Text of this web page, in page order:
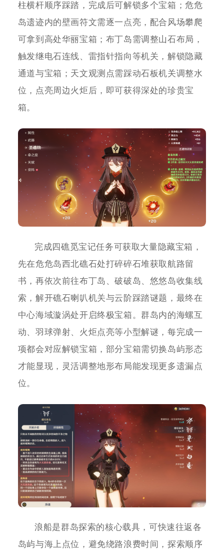
柱横杆顺序踩踏，完成后可解锁多个宝箱；危危
岛遗迹内的壁画符文需逐一点亮，配合风场攀爬
可拿到高处华丽宝箱；布丁岛需调整山石布局，
触发继电石连线、雷指针指向等机关，解锁隐藏
通道与宝箱；天文观测点需踩动石板机关调整水
位，点亮周边火炬后，即可获得深处的珍贵宝
箱。
完成四礁觅宝记任务可获取大量隐藏宝箱，
先在危危岛西北礁石处打碎碎石堆获取航路留
书，再依次前往布丁岛、破破岛、悠悠岛收集线
索，解开礁石喇叭机关与云阶踩踏谜题，最终在
中心海域漩涡处开启终极宝箱。群岛内的海螺互
动、羽球弹射、火炬点亮等小型解谜，每完成一
项都会对应解锁宝箱，部分宝箱需切换岛屿形态
才能显现，灵活调整地形布局能发现更多遗漏点
位。
浪船是群岛探索的核心载具，可快速往返各
岛屿与海上点位，避免绕路浪费时间，探索顺序